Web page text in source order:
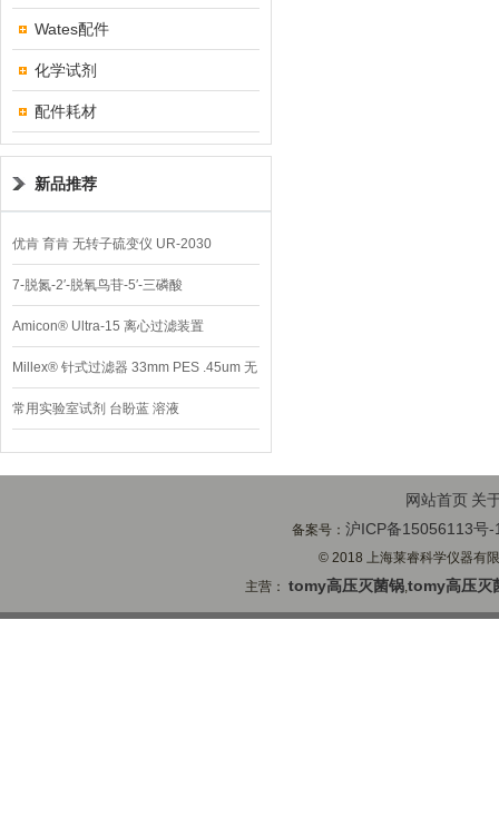
Wates配件
化学试剂
配件耗材
新品推荐
优肯 育肯 无转子硫变仪 UR-2030
7-脱氮-2′-脱氧鸟苷-5′-三磷酸
Amicon® Ultra-15 离心过滤装置
Millex® 针式过滤器 33mm PES .45um 无
菌
常用实验室试剂 台盼蓝 溶液
网站首页 关
备案号：沪ICP备15056113号-
© 2018 上海莱睿科学仪器有
主营：tomy高压灭菌锅,tomy高压灭